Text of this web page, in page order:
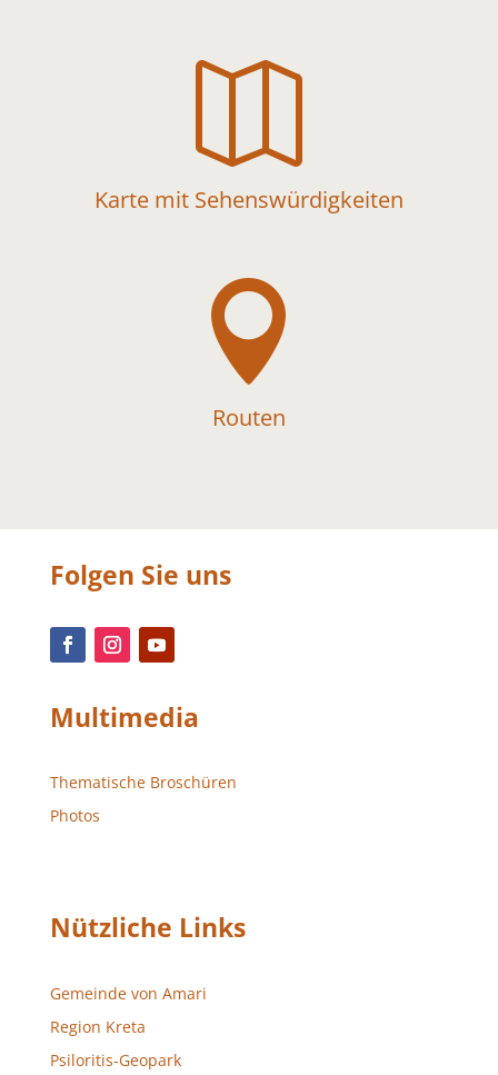

Karte mit Sehenswürdigkeiten

Routen
Folgen Sie uns
Multimedia
Thematische Broschüren
Photos
Nützliche Links
Gemeinde von Amari
Region Kreta
Psiloritis-Geopark